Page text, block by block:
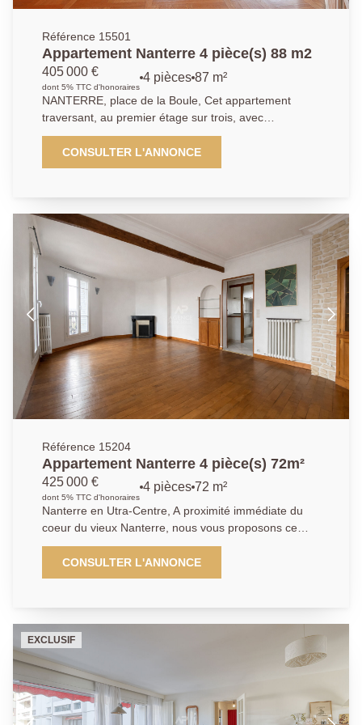
Référence 15501
Appartement Nanterre 4 pièce(s) 88 m2
405 000 €
dont 5% TTC d'honoraires
4 pièces 87 m²
NANTERRE, place de la Boule, Cet appartement
traversant, au premier étage sur trois, avec
ascenseur, possède un très beau potentiel. Vous
pénétrez dans ce logement par une entrée en étoile
avec placard. Elle dessert la cuisine indépendante de
chambres donnant sur un autre balcon, une salle de
bain, un salle d'eau, et des toilettes séparées. Cet
appartement idéalement situé, proche de toutes les
commodités, et au pied de la future ligne 15 du Métro.
Une cave et un box en sous-sol complètent ce bien.
Petite copropriété calme et arborée. Ses atouts: RER
Nanterre Ville à 12 min, marché, écoles et commerces
à 5 min. Nous contacter : 01.40.97.07.07 AP/LT.
CONSULTER L'ANNONCE
Référence 15204
Appartement Nanterre 4 pièce(s) 72m²
425 000 €
dont 5% TTC d'honoraires
4 pièces 72 m²
Nanterre en Utra-Centre, A proximité immédiate du
coeur du vieux Nanterre, nous vous proposons ce
duplex de charme de 94m² de surface au sol
(72.30m² carrez). Au troisième et dernier étage, son
organisation idéale pour une famille, se compose
chambre et un rangement. A l'étage, un palier
pouvant accueillir un coin télétravail, deux chambres
et une salle de bains, et un WC. Une cave et un
emplacement extérieur de parking complètent ce
bien. Son emplacement répondra à toutes vos
attentes, proximité de toutes les commodités, des
CONSULTER L'ANNONCE
EXCLUSIF